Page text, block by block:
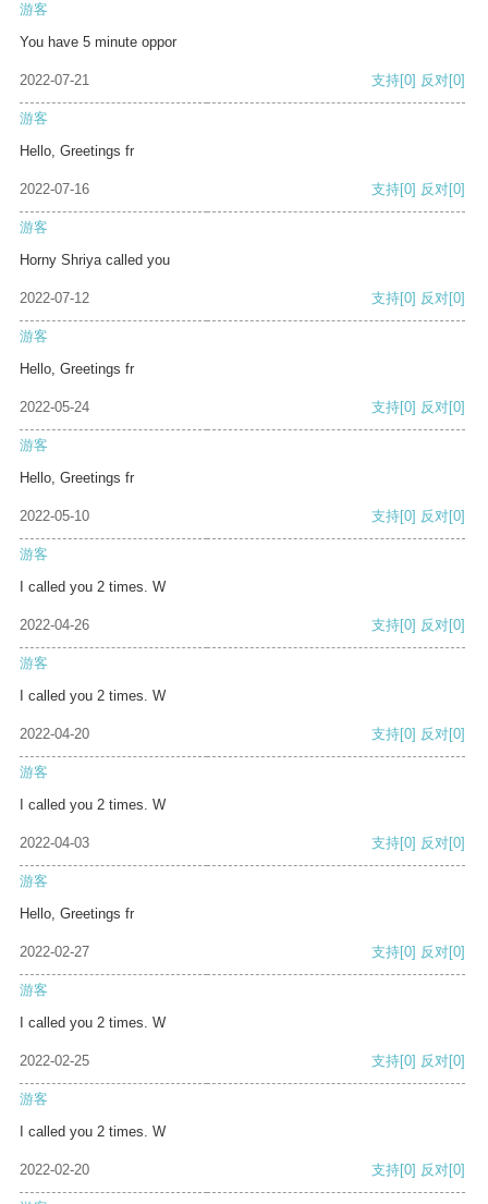
游客
You have 5 minute oppor
2022-07-21 支持[0] 反对[0]
游客
Hello, Greetings fr
2022-07-16 支持[0] 反对[0]
游客
Horny Shriya called you
2022-07-12 支持[0] 反对[0]
游客
Hello, Greetings fr
2022-05-24 支持[0] 反对[0]
游客
Hello, Greetings fr
2022-05-10 支持[0] 反对[0]
游客
I called you 2 times. W
2022-04-26 支持[0] 反对[0]
游客
I called you 2 times. W
2022-04-20 支持[0] 反对[0]
游客
I called you 2 times. W
2022-04-03 支持[0] 反对[0]
游客
Hello, Greetings fr
2022-02-27 支持[0] 反对[0]
游客
I called you 2 times. W
2022-02-25 支持[0] 反对[0]
游客
I called you 2 times. W
2022-02-20 支持[0] 反对[0]